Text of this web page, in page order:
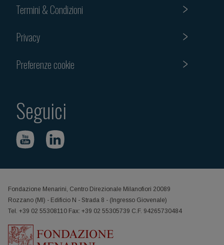
Termini & Condizioni
Privacy
Preferenze cookie
Seguici
Fondazione Menarini, Centro Direzionale Milanofiori 20089
Rozzano (MI) - Edificio N - Strada 8 - (Ingresso Giovenale)
Tel. +39 02 55308110 Fax: +39 02 55305739 C.F. 94265730484